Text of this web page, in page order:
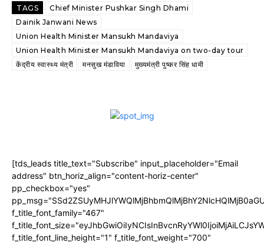
TAGS
Chief Minister Pushkar Singh Dhami
Dainik Janwani News
Union Health Minister Mansukh Mandaviya
Union Health Minister Mansukh Mandaviya on two-day tour
केंद्रीय स्वास्थ्य मंत्री
मनसुख मंडाविया मुख्यमंत्री पुष्कर सिंह धामी
[tds_leads title_text="Subscribe" input_placeholder="Email
address" btn_horiz_align="content-horiz-center"
pp_checkbox="yes"
f_title_font_family="467"
f_title_font_line_height="1" f_title_font_weight="700"